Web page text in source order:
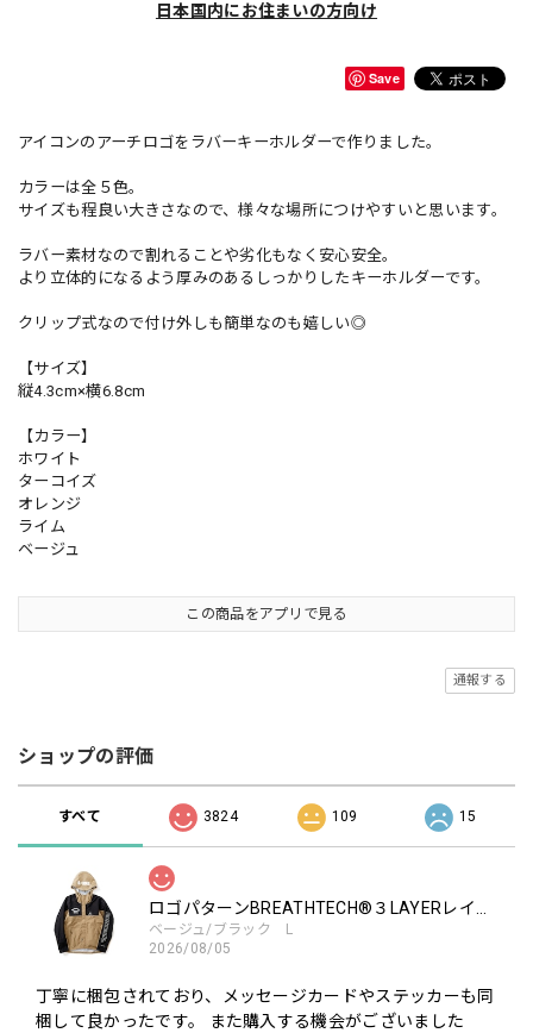
日本国内にお住まいの方向け
Save
アイコンのアーチロゴをラバーキーホルダーで作りました。
カラーは全５色。
サイズも程良い大きさなので、様々な場所につけやすいと思います。
ラバー素材なので割れることや劣化もなく安心安全。
より立体的になるよう厚みのあるしっかりしたキーホルダーです。
クリップ式なので付け外しも簡単なのも嬉しい◎
【サイズ】
縦4.3cm×横6.8cm
【カラー】
ホワイト
ターコイズ
オレンジ
ライム
ベージュ
この商品をアプリで見る
通報する
ショップの評価
すべて 3824 109 15
ベージュ/ブラック L
2026/08/05
丁寧に梱包されており、メッセージカードやステッカーも同
梱して良かったです。 また購入する機会がございました